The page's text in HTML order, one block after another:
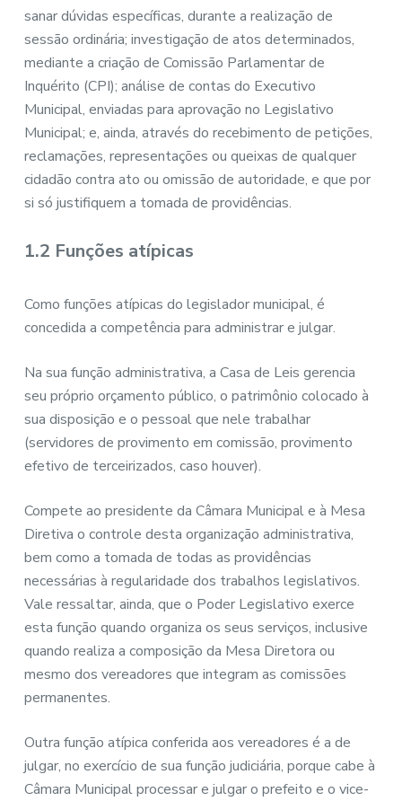
sanar dúvidas específicas, durante a realização de
sessão ordinária; investigação de atos determinados,
mediante a criação de Comissão Parlamentar de
Inquérito (CPI); análise de contas do Executivo
Municipal, enviadas para aprovação no Legislativo
Municipal; e, ainda, através do recebimento de petições,
reclamações, representações ou queixas de qualquer
cidadão contra ato ou omissão de autoridade, e que por
si só justifiquem a tomada de providências.
1.2 Funções atípicas
Como funções atípicas do legislador municipal, é
concedida a competência para administrar e julgar.
Na sua função administrativa, a Casa de Leis gerencia
seu próprio orçamento público, o patrimônio colocado à
sua disposição e o pessoal que nele trabalhar
(servidores de provimento em comissão, provimento
efetivo de terceirizados, caso houver).
Compete ao presidente da Câmara Municipal e à Mesa
Diretiva o controle desta organização administrativa,
bem como a tomada de todas as providências
necessárias à regularidade dos trabalhos legislativos.
Vale ressaltar, ainda, que o Poder Legislativo exerce
esta função quando organiza os seus serviços, inclusive
quando realiza a composição da Mesa Diretora ou
mesmo dos vereadores que integram as comissões
permanentes.
Outra função atípica conferida aos vereadores é a de
julgar, no exercício de sua função judiciária, porque cabe à
Câmara Municipal processar e julgar o prefeito e o vice-